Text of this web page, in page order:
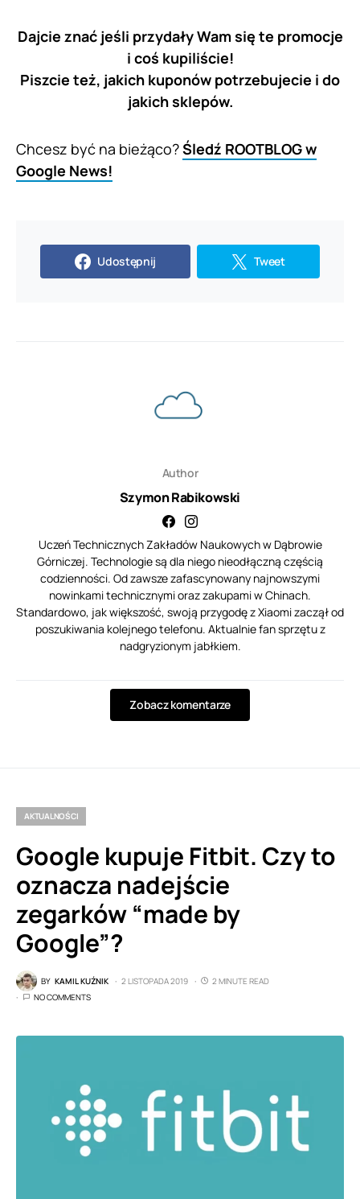
Dajcie znać jeśli przydały Wam się te promocje
i coś kupiliście!
Piszcie też, jakich kuponów potrzebujecie i do
jakich sklepów.
Chcesz być na bieżąco?Śledź ROOTBLOG w
Google News!
Udostępnij Tweet
Author
Szymon Rabikowski
Uczeń Technicznych Zakładów Naukowych w Dąbrowie
Górniczej. Technologie są dla niego nieodłączną częścią
codzienności. Od zawsze zafascynowany najnowszymi
nowinkami technicznymi oraz zakupami w Chinach.
Standardowo, jak większość, swoją przygodę z Xiaomi zaczął od
poszukiwania kolejnego telefonu. Aktualnie fan sprzętu z
nadgryzionym jabłkiem.
Zobacz komentarze
AKTUALNOŚCI
Google kupuje Fitbit. Czy to
oznacza nadejście
zegarków “made by
Google”?
BY KAMIL KUŹNIK 2 LISTOPADA 2019
2 MINUTE READ
NO COMMENTS